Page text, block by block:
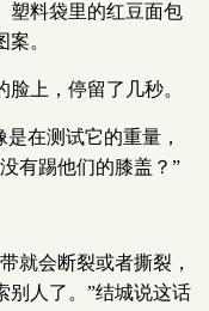
塑料袋里的红豆面包
。
上，停留了几秒。
在测试它的重量，
有踢他们的膝盖？”
就会断裂或者撕裂，
别人了。”结城说这话